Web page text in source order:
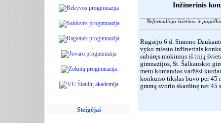
Steigėjai
Inžinerinis
Neformaliojo švietimo ir
Rugsėjo 6 d. Simono
vyko miesto inžinerinis
subūręs mokinius iš trijų
gimnazijos, St. Šalkauskio
metu komandos varžėsi
konkurso tikslas buvo per
gramų svorio skardinę net 45